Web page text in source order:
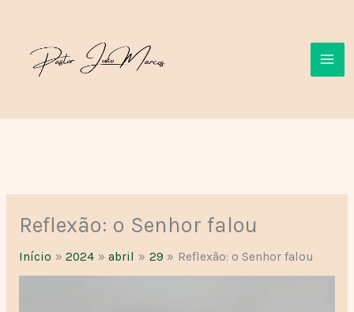
conteúdo
Reflexão: o Senhor falou
Início 2024 abril 29 Reflexão: o Senhor falou